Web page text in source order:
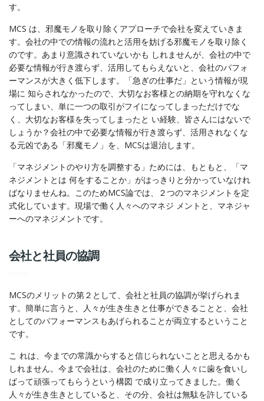
す。
MCS は、邪魔モノを取り除くアプローチで会社を変えていきま
す。会社の中での情報の流れと活用を妨げる邪魔モノを取り除く
のです。あまり意識されていないかも しれませんが、会社の中で
必要な情報が行き渡らず、活用してもらえないと、会社のパフォ
ーマンスが大きく低下します。「急ぎの仕事だ」という情報が現
場に 知らされなかったので、大切なお客様との納期を守れなくな
ってしまい、単に一つの取引がフイになってしまっただけでな
く、大切なお客様を失ってしまったと い経験、皆さんにはないで
しょうか？会社の中で必要な情報が行き渡らず、活用されなくな
る元凶である「邪魔モノ」を、MCSは退治します。
「マネジメントのやり方を調整する」ためには、もともと、「マ
ネジメントとは 何をすることか」がはっきりと分かっていなけれ
ばなりませんね。このためMCS論では、２つのマネジメントを定
式化しています。現場で働く人々へのマネジ メントと、マネジャ
ーへのマネジメントです。
会社と社員の協調
MCSのメリットの第２として、会社と社員の協調が挙げられま
す。簡単に言うと、人々が生き生きと仕事ができることと、会社
としてのパフォーマンスもあげられることが両立するということ
です。
こ れは、今までの常識からすると信じられないことと思えるかも
しれません。今まで会社は、会社のために働く人々に歯を食いし
ばって頑張ってもらうという構図 で成り立ってきました。働く
人々が生き生きとしていると、その分、会社は無駄を許している